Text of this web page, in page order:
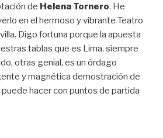
de Helena Tornero. He
en el hermoso y vibrante Teatro
Digo fortuna porque la apuesta
tablas que es Lima, siempre
otras genial, es un órdago
y magnética demostración de
hacer con puntos de partida